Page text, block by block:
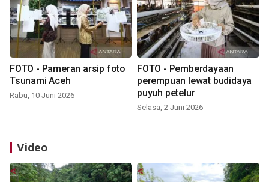
FOTO - Pameran arsip foto
Tsunami Aceh
Rabu, 10 Juni 2026
FOTO - Pemberdayaan
perempuan lewat budidaya
puyuh petelur
Selasa, 2 Juni 2026
Video